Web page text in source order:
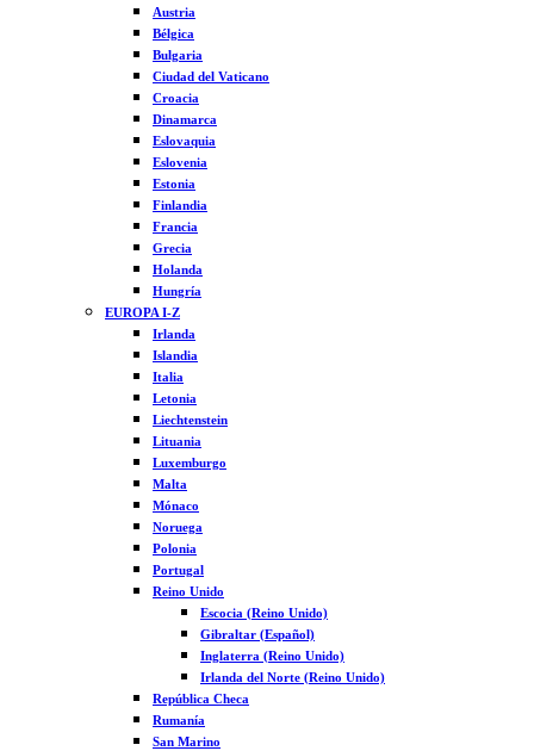
Austria
Bélgica
Bulgaria
Ciudad del Vaticano
Croacia
Dinamarca
Eslovaquia
Eslovenia
Estonia
Finlandia
Francia
Grecia
Holanda
Hungría
EUROPA I-Z
Irlanda
Islandia
Italia
Letonia
Liechtenstein
Lituania
Luxemburgo
Malta
Mónaco
Noruega
Polonia
Portugal
Reino Unido
Escocia (Reino Unido)
Gibraltar (Español)
Inglaterra (Reino Unido)
Irlanda del Norte (Reino Unido)
República Checa
Rumanía
San Marino